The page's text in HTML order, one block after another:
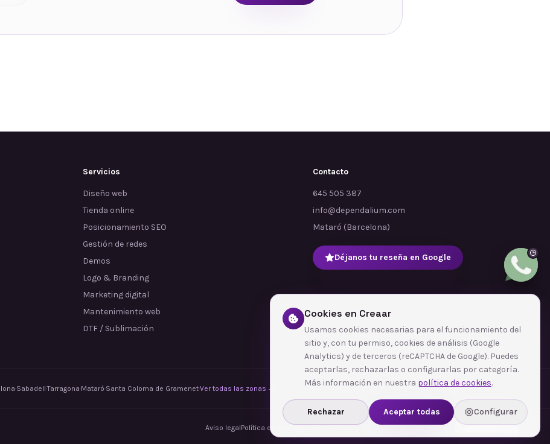
Servicios
Diseño web
Tienda online
Posicionamiento SEO
Gestión de redes
Demos
Logo & Branding
Marketing digital
Mantenimiento web
DTF / Sublimación
Contacto
645 505 387
info@dependalium.com
Mataró (Barcelona)
Déjanos tu reseña en Google
·Sabadell·Tarragona·Mataró·Santa Coloma de Gramenet·Ver todas las zonas →
Aviso legalPolítica de privacidad
Cookies en Creaar
Usamos cookies necesarias para el funcionamiento del
sitio y, con tu permiso, cookies de análisis (Google
Analytics) y de terceros (reCAPTCHA de Google). Puedes
aceptarlas, rechazarlas o configurarlas por categoría.
Más información en nuestra política de cookies.
Rechazar Aceptar todas Configurar